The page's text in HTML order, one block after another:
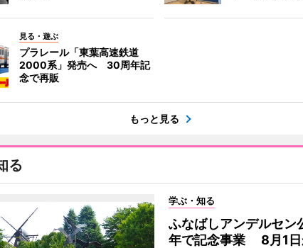
見る・遊ぶ
プラレール「東葉高速鉄道
2000系」発売へ 30周年記
念で再販
もっと見る
る
学ぶ・知る
ふなばしアンデルセン
年で記念事業 8月1日